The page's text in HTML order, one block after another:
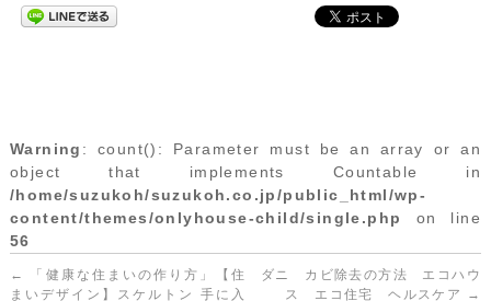
Warning : count(): Parameter must be an array or an
object that implements Countable in
/home/suzukoh/suzukoh.co.jp/public_html/wp-
content/themes/onlyhouse-child/single.php
on line
56
←
「健康な住まいの作り方」【住
まいデザイン】スケルトン 手に入
ダニ カビ除去の方法 エコハウ
ス エコ住宅 ヘルスケア
→